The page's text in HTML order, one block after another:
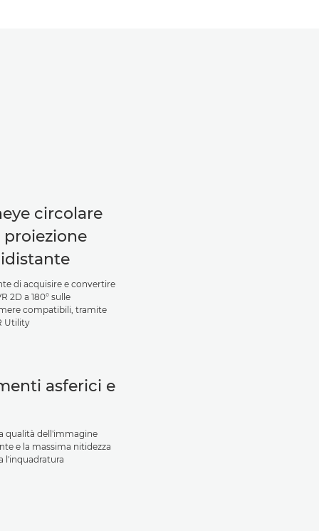
circolare
proiezione
di acquisire e convertire
2D a 180° sulle
compatibili, tramite
Utility
asferici e
qualità dell'immagine
e la massima nitidezza
l'inquadratura